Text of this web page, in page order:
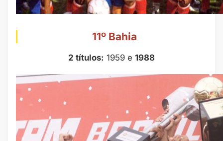
11º Bahia
2 títulos: 1959 e 1988